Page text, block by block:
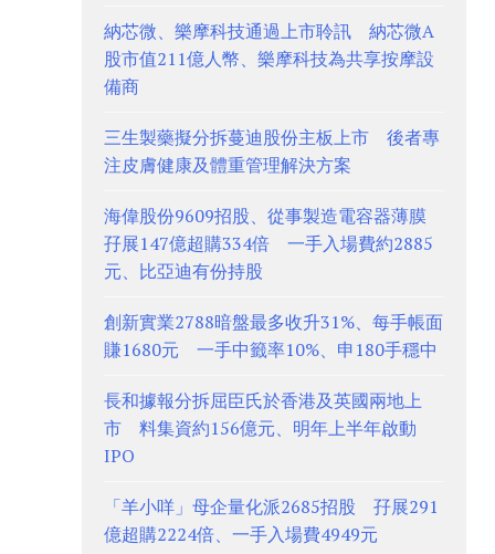
納芯微、樂摩科技通過上市聆訊 納芯微A
股市值211億人幣、樂摩科技為共享按摩設
備商
三生製藥擬分拆蔓迪股份主板上市 後者專
注皮膚健康及體重管理解決方案
海偉股份9609招股、從事製造電容器薄膜
孖展147億超購334倍 一手入場費約2885
元、比亞迪有份持股
創新實業2788暗盤最多收升31%、每手帳面
賺1680元 一手中籤率10%、申180手穩中
長和據報分拆屈臣氏於香港及英國兩地上
市 料集資約156億元、明年上半年啟動
IPO
「羊小咩」母企量化派2685招股 孖展291
億超購2224倍、一手入場費4949元